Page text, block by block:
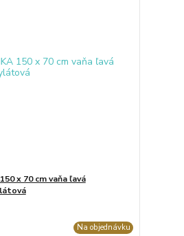
x 70 cm vaňa ľavá
Na objednávku